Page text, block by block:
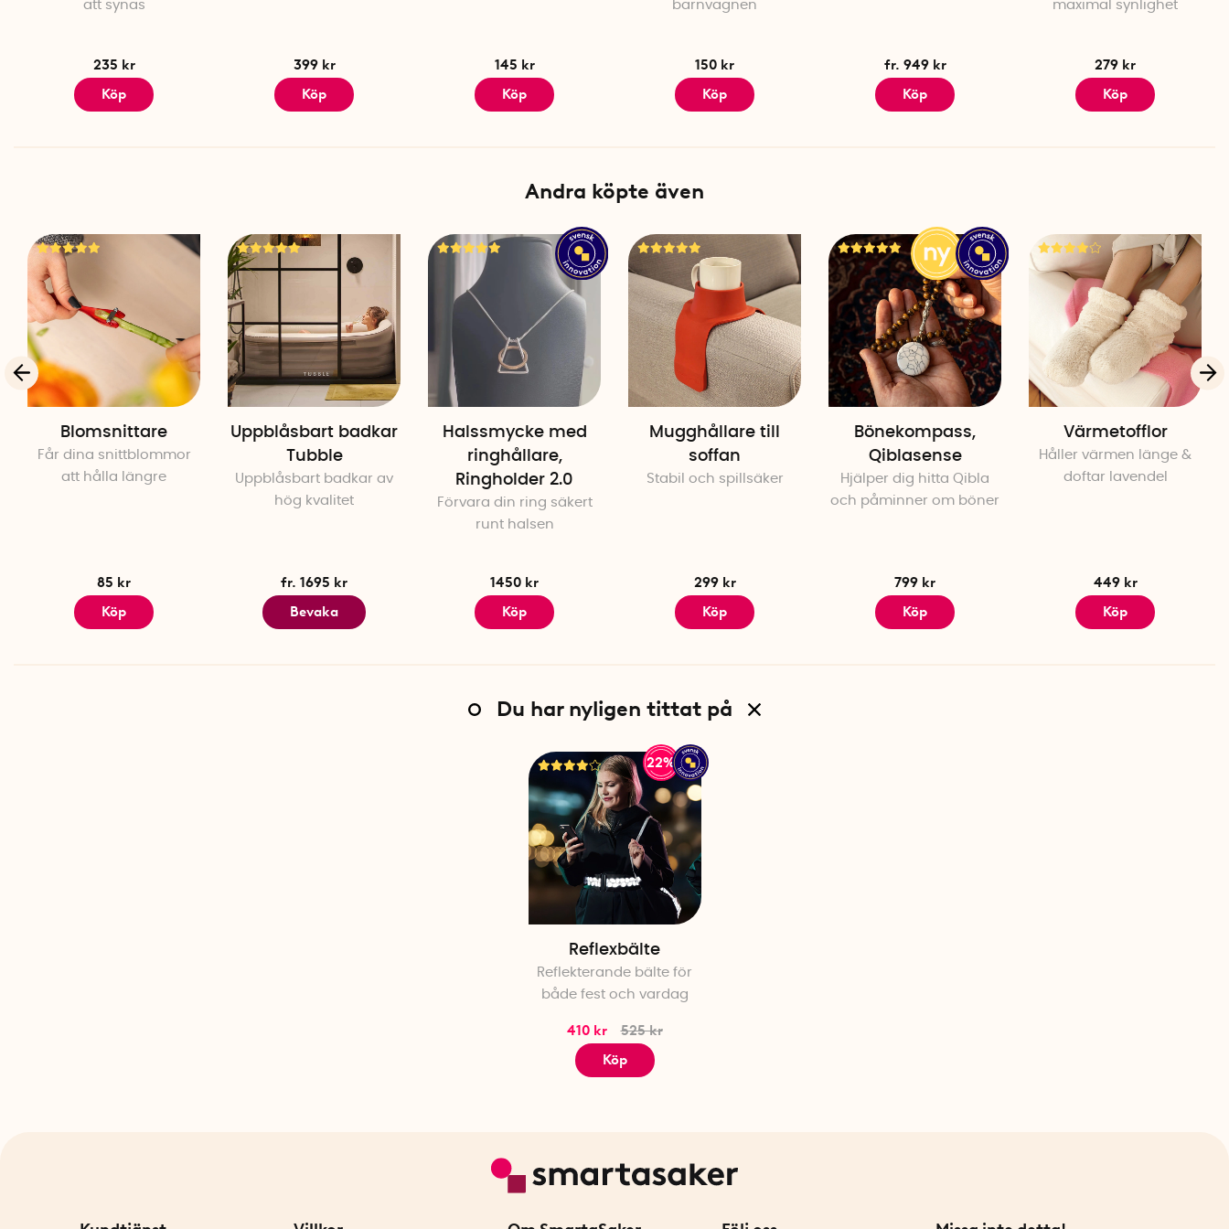
att synas
235 kr
Köp
399 kr
Köp
145 kr
Köp
barnvagnen
150 kr
Köp
fr. 949 kr
Köp
maximal synlighet
279 kr
Köp
Andra köpte även
Blomsnittare
Får dina snittblommor
att hålla längre
85 kr
Köp
Uppblåsbart badkar
Tubble
Uppblåsbart badkar av
hög kvalitet
fr. 1695 kr
Bevaka
Halssmycke med
ringhållare,
Ringholder 2.0
Förvara din ring säkert
runt halsen
1450 kr
Köp
Mugghållare till
soffan
Stabil och spillsäker
299 kr
Köp
Bönekompass,
Qiblasense
Hjälper dig hitta Qibla
och påminner om böner
799 kr
Köp
Värmetofflor
Håller värmen länge &
doftar lavendel
449 kr
Köp
Du har nyligen tittat på
22%
Reflexbälte
Reflekterande bälte för
både fest och vardag
410 kr
525 kr
Köp